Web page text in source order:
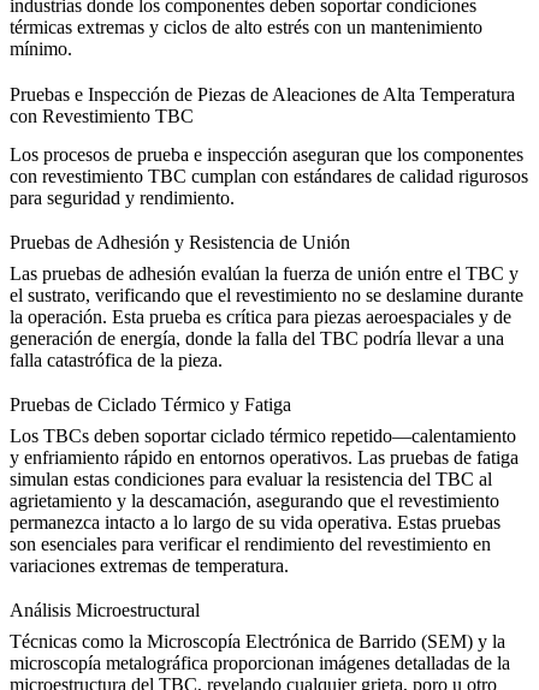
industrias donde los componentes deben soportar condiciones
térmicas extremas y ciclos de alto estrés con un mantenimiento
mínimo.
Pruebas e Inspección de Piezas de Aleaciones de Alta Temperatura
con Revestimiento TBC
Los procesos de prueba e inspección aseguran que los componentes
con revestimiento TBC cumplan con estándares de calidad rigurosos
para seguridad y rendimiento.
Pruebas de Adhesión y Resistencia de Unión
Las pruebas de adhesión evalúan la fuerza de unión entre el TBC y
el sustrato, verificando que el revestimiento no se deslamine durante
la operación. Esta prueba es crítica para piezas aeroespaciales y de
generación de energía, donde la falla del TBC podría llevar a una
falla catastrófica de la pieza.
Pruebas de Ciclado Térmico y Fatiga
Los TBCs deben soportar ciclado térmico repetido—calentamiento
y enfriamiento rápido en entornos operativos. Las pruebas de fatiga
simulan estas condiciones para evaluar la resistencia del TBC al
agrietamiento y la descamación, asegurando que el revestimiento
permanezca intacto a lo largo de su vida operativa. Estas pruebas
son esenciales para verificar el rendimiento del revestimiento en
variaciones extremas de temperatura.
Análisis Microestructural
Técnicas como la Microscopía Electrónica de Barrido (SEM) y la
microscopía metalográfica proporcionan imágenes detalladas de la
microestructura del TBC, revelando cualquier grieta, poro u otro